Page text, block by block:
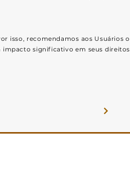
isso, recomendamos aos Usuários o
significativo em seus direitos